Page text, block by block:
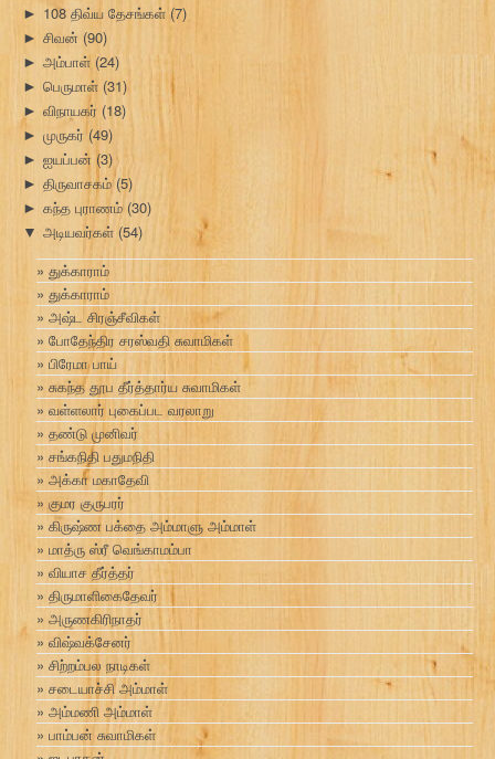
► 108 திவ்ய தேசங்கள்(7)
► சிவன் (90)
► அம்பாள் (24)
► பெருமாள் (31)
► விநாயகர் (18)
► முருகர்(49)
► ஐயப்பன் (3)
► திருவாசகம்(5)
► கந்த புராணம் (30)
▼ அடியவர்கள் (54)
துக்காராம்
துக்காராம்
அஷ்ட சிரஞ்சீவிகள்
போதேந்திர சரஸ்வதி சுவாமிகள்
பிரேமா பாய்
சுகந்த தூப தீர்த்தார்ய சுவாமிகள்
வள்ளலார் புகைப்பட வரலாறு
தண்டு முனிவர்
சங்கநிதி பதுமநிதி
அக்கா மகாதேவி
குமர குருபரர்
கிருஷ்ண பக்தை அம்மாளு அம்மாள்
மாத்ரு ஸ்ரீ வெங்காமம்பா
வியாச தீர்த்தர்
திருமாளிகைதேவர்
அருணகிரிநாதர்
விஷ்வக்சேனர்
சிற்றம்பல நாடிகள்
சடையாச்சி அம்மாள்
அம்மணி அம்மாள்
பாம்பன் சுவாமிகள்